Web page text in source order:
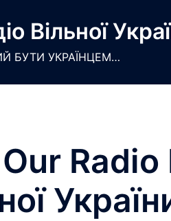
Вільної
БУТИ УКРАЇНЦЕМ…